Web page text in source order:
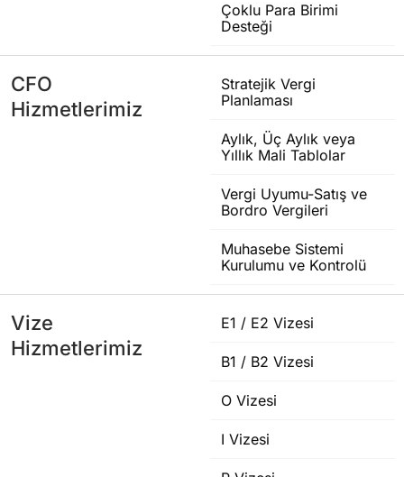
Çoklu Para Birimi
Desteği
CFO
Hizmetlerimiz
Stratejik Vergi
Planlaması
Aylık, Üç Aylık veya
Yıllık Mali Tablolar
Vergi Uyumu-Satış ve
Bordro Vergileri
Muhasebe Sistemi
Kurulumu ve Kontrolü
Vize
Hizmetlerimiz
E1 / E2 Vizesi
B1 / B2 Vizesi
O Vizesi
I Vizesi